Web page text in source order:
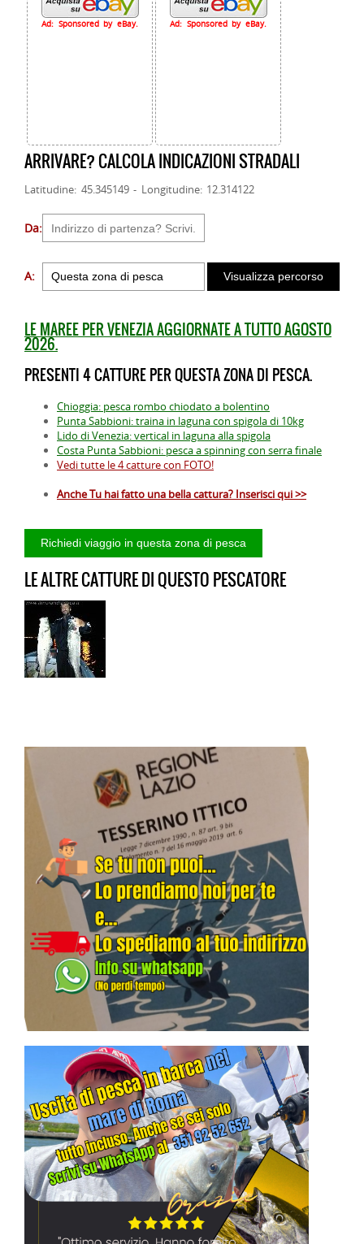
Ad: Sponsored by eBay. Ad: Sponsored by eBay.
ARRIVARE? CALCOLA INDICAZIONI STRADALI
Latitudine: 45.345149 - Longitudine: 12.314122
Da:
A:
LE MAREE PER VENEZIA AGGIORNATE A TUTTO AGOSTO
2026.
PRESENTI 4 CATTURE PER QUESTA ZONA DI PESCA.
Chioggia: pesca rombo chiodato a bolentino
Punta Sabbioni: traina in laguna con spigola di 10kg
Lido di Venezia: vertical in laguna alla spigola
Costa Punta Sabbioni: pesca a spinning con serra finale
Vedi tutte le 4 catture con FOTO!
Anche Tu hai fatto una bella cattura? Inserisci qui >>
LE ALTRE CATTURE DI QUESTO PESCATORE